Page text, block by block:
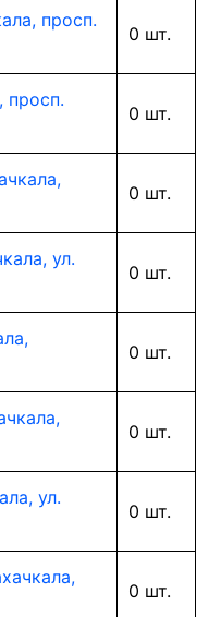
просп.
0 шт.
просп.
0 шт.
0 шт.
ул.
0 шт.
0 шт.
0 шт.
ул.
0 шт.
0 шт.